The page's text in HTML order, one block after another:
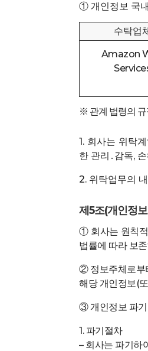
① 개인정보 국
수탁업
Amazon
※ 관계 법령의 규
1. 회사는 위탁
한 관리․감독,
2. 위탁업무의
제5조(개인정
① 회사는 원칙적
법률에 따라 보
② 정보주체로부
해당 개인정보(
③ 개인정보 파기
1. 파기절차
– 회사는 파기하